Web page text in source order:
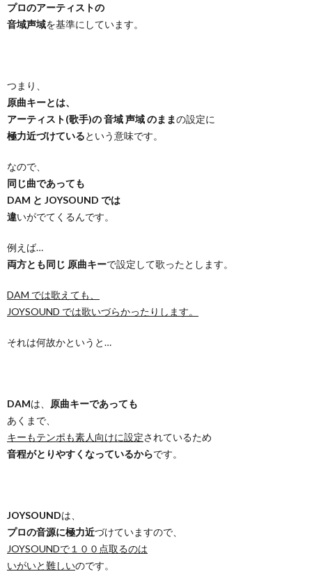
プロのアーティストの
音域声域を基準にしています。
つまり、
原曲キーとは、
アーティスト(歌手)の 音域 声域 のままの設定に
極力近づけているという意味です。
なので、
同じ曲であっても
DAM と JOYSOUND では
違いがでてくるんです。
例えば…
両方とも同じ 原曲キーで設定して歌ったとします。
DAM では歌えても、
JOYSOUND では歌いづらかったりします。
それは何故かというと…
DAMは、 原曲キーであっても
あくまで、
キーもテンポも素人向けに設定されているため
音程がとりやすくなっているからです。
JOYSOUNDは、
プロの音源に極力近づけていますので、
JOYSOUNDで１００点取るのは
いがいと難しいのです。